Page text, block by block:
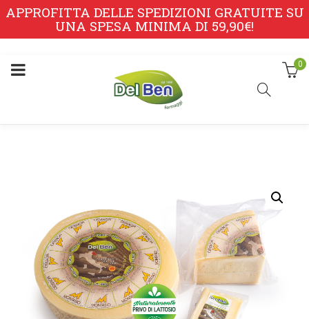
APPROFITTA DELLE SPEDIZIONI GRATUITE SU
UNA SPESA MINIMA DI 59,90€!
0